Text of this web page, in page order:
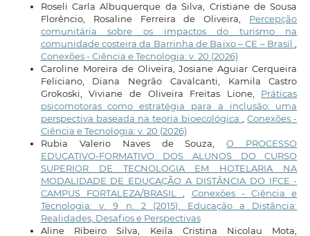
Roseli Carla Albuquerque da Silva, Cristiane de Sousa
Florêncio, Rosaline Ferreira de Oliveira, Percepção
comunitária sobre os impactos do turismo na
comunidade costeira da Barrinha de Baixo – CE – Brasil
Conexões - Ciência e Tecnologia: v. 20 (2026)
Caroline Moreira de Oliveira, Josiane Aguiar Cerqueira
Feliciano, Diana Negrão Cavalcanti, Kamila Castro
Grokoski, Viviane de Oliveira Freitas Lione, Práticas
psicomotoras como estratégia para a inclusão: uma
perspectiva baseada na teoria bioecológica
,Conexões -
Ciência e Tecnologia: v. 20 (2026)
Rubia Valerio Naves de Souza,O PROCESSO
EDUCATIVO-FORMATIVO DOS ALUNOS DO CURSO
SUPERIOR DE TECNOLOGIA EM HOTELARIA NA
MODALIDADE DE EDUCAÇÃO A DISTÂNCIA DO IFCE -
CAMPUS FORTALEZA/BRASIL
Conexões - Ciência e
Tecnologia: v. 9 n. 2 (2015): Educação a Distância:
Realidades, Desafios e Perspectivas
Aline Ribeiro Silva, Keila Cristina Nicolau Mota,